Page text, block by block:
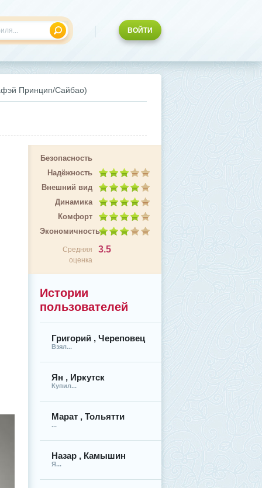
ВОЙТИ
Принцип/Сайбао)
Безопасность
Надёжность
Внешний вид
Динамика
Комфорт
Экономичность
Средняя
оценка
3.5
Истории
пользователей
Григорий , Череповец
Взял...
Ян , Иркутск
Купил...
Марат , Тольятти
...
Назар , Камышин
Я...